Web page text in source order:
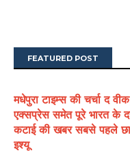
FEATURED POST
मधेपुरा टाइम्स की चर्चा द
एक्सप्रेस समेत पूरे भारत के
कटाई की खबर सबसे पहले
इश्यू